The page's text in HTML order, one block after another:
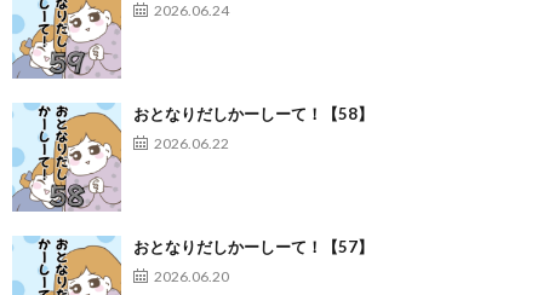
2026.06.24
おとなりだしかーしーて！【58】
2026.06.22
おとなりだしかーしーて！【57】
2026.06.20